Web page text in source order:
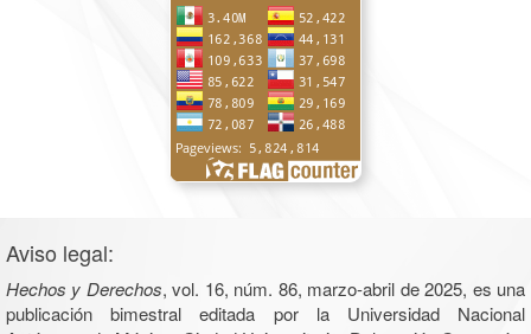
Aviso legal:
Hechos y Derechos, vol. 16, núm. 86, marzo-abril de 2025, es una
publicación bimestral editada por la Universidad Nacional